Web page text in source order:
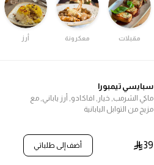
مقبلات معكرونة أرز
سبايسي تيمبورا
ماكي الشرمب, خيار, افاكادو, أرز ياباني, مع
مزيج من التوابل اليابانية
39 أضف إلى طلباتي